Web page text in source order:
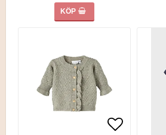
KÖP